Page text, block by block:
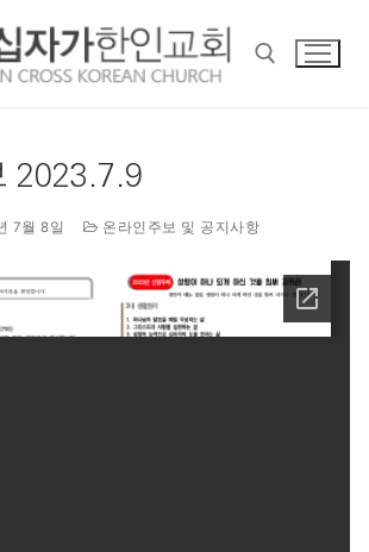
2023.7.9
7월 8일 온라인주보 및 공지사항